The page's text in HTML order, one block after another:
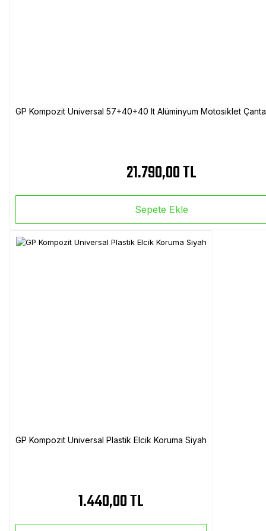
GP Kompozit Universal 57+40+40 lt Alüminyum Motosiklet
21.790,00 TL
Sepete Ekle
GP Kompozit Universal Plastik Elcik Koruma Siyah
1.440,00 TL